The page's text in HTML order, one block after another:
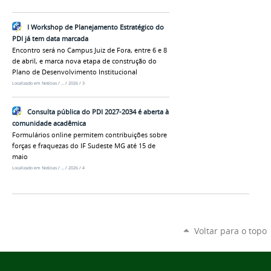
I Workshop de Planejamento Estratégico do
PDI já tem data marcada
Encontro será no Campus Juiz de Fora, entre 6 e 8
de abril, e marca nova etapa de construção do
Plano de Desenvolvimento Institucional
Localizado em Notícias / … / 2026 / 3
Consulta pública do PDI 2027-2034 é aberta à
comunidade acadêmica
Formulários online permitem contribuições sobre
forças e fraquezas do IF Sudeste MG até 15 de
maio
Localizado em Notícias / … / 2026 / 4
Voltar para o topo